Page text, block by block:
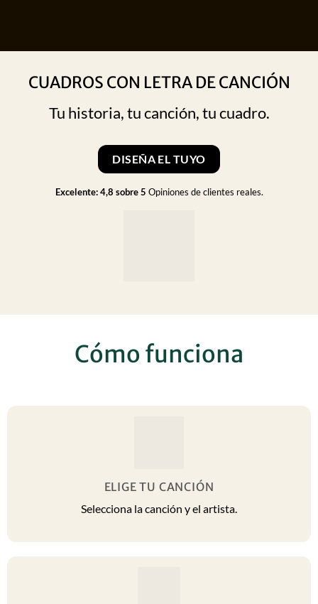
CUADROS CON LETRA DE CANCIÓN
Tu historia, tu canción, tu cuadro.
DISEÑA EL TUYO
Excelente: 4,8 sobre 5 Opiniones de clientes reales.
Cómo funciona
ELIGE TU CANCIÓN
Selecciona la canción y el artista.